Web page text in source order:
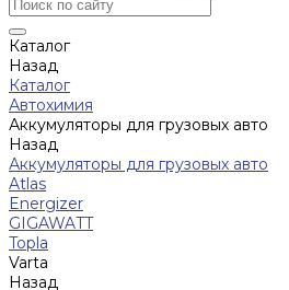
Каталог
Назад
Каталог
Автохимия
Аккумуляторы для грузовых авто
Назад
Аккумуляторы для грузовых авто
Atlas
Energizer
GIGAWATT
Topla
Varta
Назад